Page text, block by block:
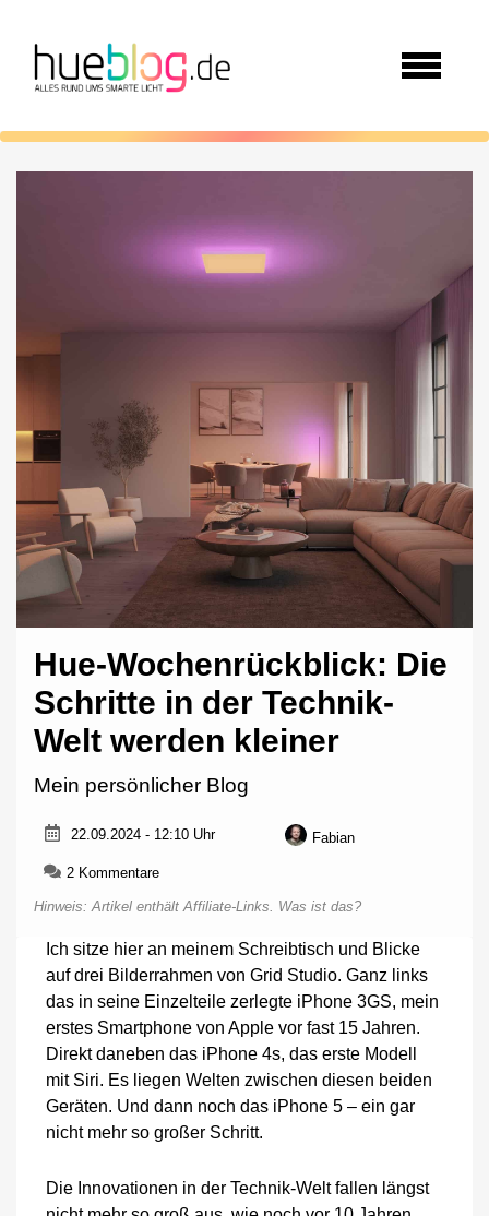
Hue-Wochenrückblick: Die
Schritte in der Technik-
Welt werden kleiner
Mein persönlicher Blog
22.09.2024 - 12:10 Uhr Fabian
2 Kommentarezu
Wochenrückblick:
Schritte
in
der
Welt
werden
kleiner
Hinweis: Artikel enthält Affiliate-Links. Was ist das?
Ich sitze hier an meinem Schreibtisch und Blicke
auf drei Bilderrahmen von Grid Studio. Ganz links
das in seine Einzelteile zerlegte iPhone 3GS, mein
erstes Smartphone von Apple vor fast 15 Jahren.
Direkt daneben das iPhone 4s, das erste Modell
mit Siri. Es liegen Welten zwischen diesen beiden
Geräten. Und dann noch das iPhone 5 – ein gar
nicht mehr so großer Schritt.
Die Innovationen in der Technik-Welt fallen längst